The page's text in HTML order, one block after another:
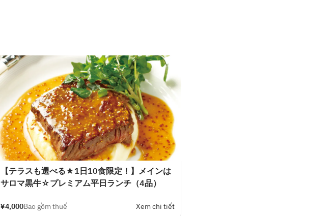
【テラスも選べる★1日10食限定！】メインは
サロマ黒牛☆プレミアム平日ランチ（4品）
¥4,000Bao gồm thuế Xem chi tiết